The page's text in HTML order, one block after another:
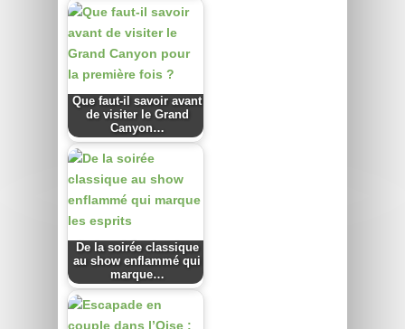
Que faut-il savoir avant
de visiter le Grand
Canyon…
De la soirée classique
au show enflammé qui
marque…